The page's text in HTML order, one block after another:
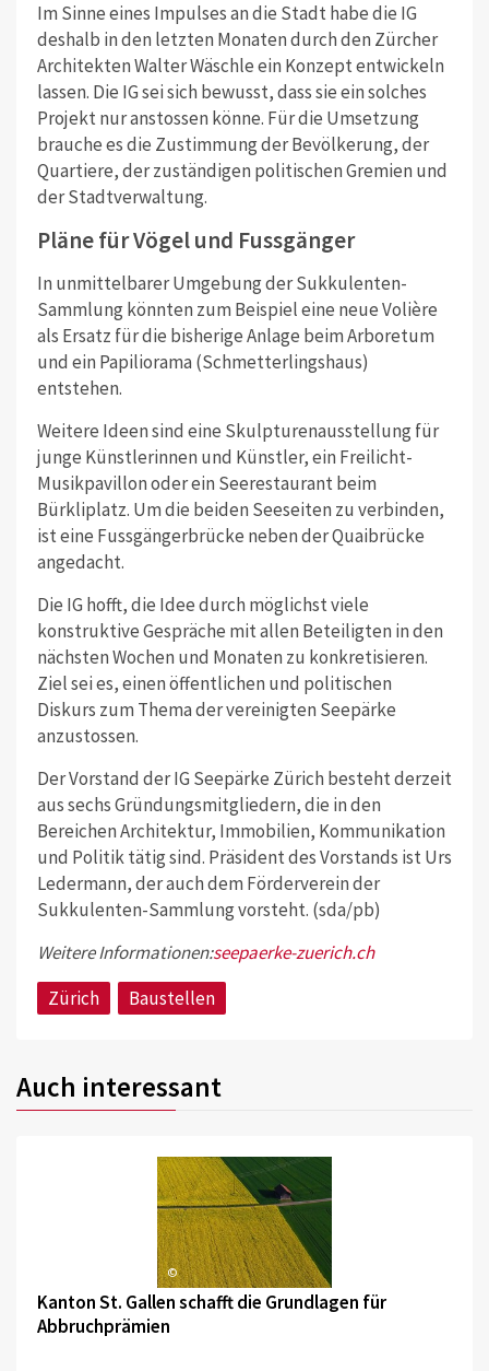
Im Sinne eines Impulses an die Stadt habe die IG
deshalb in den letzten Monaten durch den Zürcher
Architekten Walter Wäschle ein Konzept entwickeln
lassen. Die IG sei sich bewusst, dass sie ein solches
Projekt nur anstossen könne. Für die Umsetzung
brauche es die Zustimmung der Bevölkerung, der
Quartiere, der zuständigen politischen Gremien und
der Stadtverwaltung.
Pläne für Vögel und Fussgänger
In unmittelbarer Umgebung der Sukkulenten-
Sammlung könnten zum Beispiel eine neue Volière
als Ersatz für die bisherige Anlage beim Arboretum
und ein Papiliorama (Schmetterlingshaus)
entstehen.
Weitere Ideen sind eine Skulpturenausstellung für
junge Künstlerinnen und Künstler, ein Freilicht-
Musikpavillon oder ein Seerestaurant beim
Bürkliplatz. Um die beiden Seeseiten zu verbinden,
ist eine Fussgängerbrücke neben der Quaibrücke
angedacht.
Die IG hofft, die Idee durch möglichst viele
konstruktive Gespräche mit allen Beteiligten in den
nächsten Wochen und Monaten zu konkretisieren.
Ziel sei es, einen öffentlichen und politischen
Diskurs zum Thema der vereinigten Seepärke
anzustossen.
Der Vorstand der IG Seepärke Zürich besteht derzeit
aus sechs Gründungsmitgliedern, die in den
Bereichen Architektur, Immobilien, Kommunikation
und Politik tätig sind. Präsident des Vorstands ist Urs
Ledermann, der auch dem Förderverein der
Sukkulenten-Sammlung vorsteht. (sda/pb)
Weitere Informationen:seepaerke-zuerich.ch
Zürich
Baustellen
Auch interessant
©
Kanton St. Gallen schafft die Grundlagen für
Abbruchprämien